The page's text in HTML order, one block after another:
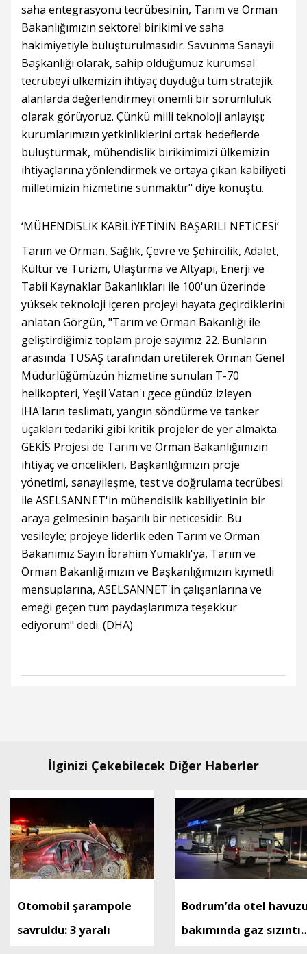
saha entegrasyonu tecrübesinin, Tarım ve Orman
Bakanlığımızın sektörel birikimi ve saha
hakimiyetiyle buluşturulmasıdır. Savunma Sanayii
Başkanlığı olarak, sahip olduğumuz kurumsal
tecrübeyi ülkemizin ihtiyaç duyduğu tüm stratejik
alanlarda değerlendirmeyi önemli bir sorumluluk
olarak görüyoruz. Çünkü milli teknoloji anlayışı;
kurumlarımızın yetkinliklerini ortak hedeflerde
buluşturmak, mühendislik birikimimizi ülkemizin
ihtiyaçlarına yönlendirmek ve ortaya çıkan kabiliyeti
milletimizin hizmetine sunmaktır" diye konuştu.
‘MÜHENDİSLİK KABİLİYETİNİN BAŞARILI NETİCESİ’
Tarım ve Orman, Sağlık, Çevre ve Şehircilik, Adalet,
Kültür ve Turizm, Ulaştırma ve Altyapı, Enerji ve
Tabii Kaynaklar Bakanlıkları ile 100'ün üzerinde
yüksek teknoloji içeren projeyi hayata geçirdiklerini
anlatan Görgün, "Tarım ve Orman Bakanlığı ile
geliştirdiğimiz toplam proje sayımız 22. Bunların
arasında TUSAŞ tarafından üretilerek Orman Genel
Müdürlüğümüzün hizmetine sunulan T-70
helikopteri, Yeşil Vatan'ı gece gündüz izleyen
İHA'ların teslimatı, yangın söndürme ve tanker
uçakları tedariki gibi kritik projeler de yer almakta.
GEKİS Projesi de Tarım ve Orman Bakanlığımızın
ihtiyaç ve öncelikleri, Başkanlığımızın proje
yönetimi, sanayileşme, test ve doğrulama tecrübesi
ile ASELSANNET'in mühendislik kabiliyetinin bir
araya gelmesinin başarılı bir neticesidir. Bu
vesileyle; projeye liderlik eden Tarım ve Orman
Bakanımız Sayın İbrahim Yumaklı'ya, Tarım ve
Orman Bakanlığımızın ve Başkanlığımızın kıymetli
mensuplarına, ASELSANNET'in çalışanlarına ve
emeği geçen tüm paydaşlarımıza teşekkür
ediyorum" dedi. (DHA)
İlginizi Çekebilecek Diğer Haberler
Otomobil şarampole
savruldu: 3 yaralı
Bodrum’da otel
bakımında gaz